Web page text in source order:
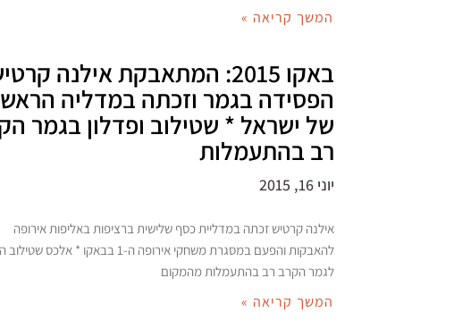
המשך קריאה »
באקו 2015: המתאבקת אילנה
הפסידה בגמר וזכתה במדליה
של ישראל * שטילוב ופדלון בגמר
רב בהתעמלות
יוני 16, 2015
אילנה קרטיש זכתה במדליית כסף שלישית ברציפות באליפות אירופה
להאבקות והפעם במסגרת משחקי אירופה ה-1 בבאקו * אלכס
לגמר הקרב רב בהתעמלות מהמקום
המשך קריאה »